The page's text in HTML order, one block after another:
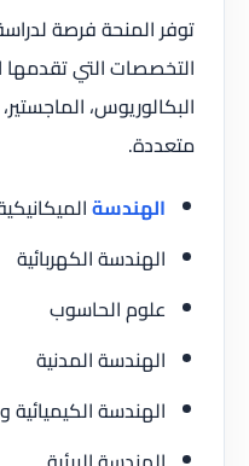
توفر المنحة فرصة
التخصصات التي
البكالوريوس،
متعددة.
الهندسة
الهندسة الكهربائية
علوم الحاسوب
الهندسة المدنية
الهندسة